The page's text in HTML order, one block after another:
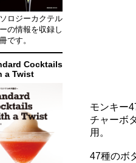
モンキー
チャーボ
用。
47種のボ
ロジーカクテル
の情報を収録し
です。
Cocktails
a Twist